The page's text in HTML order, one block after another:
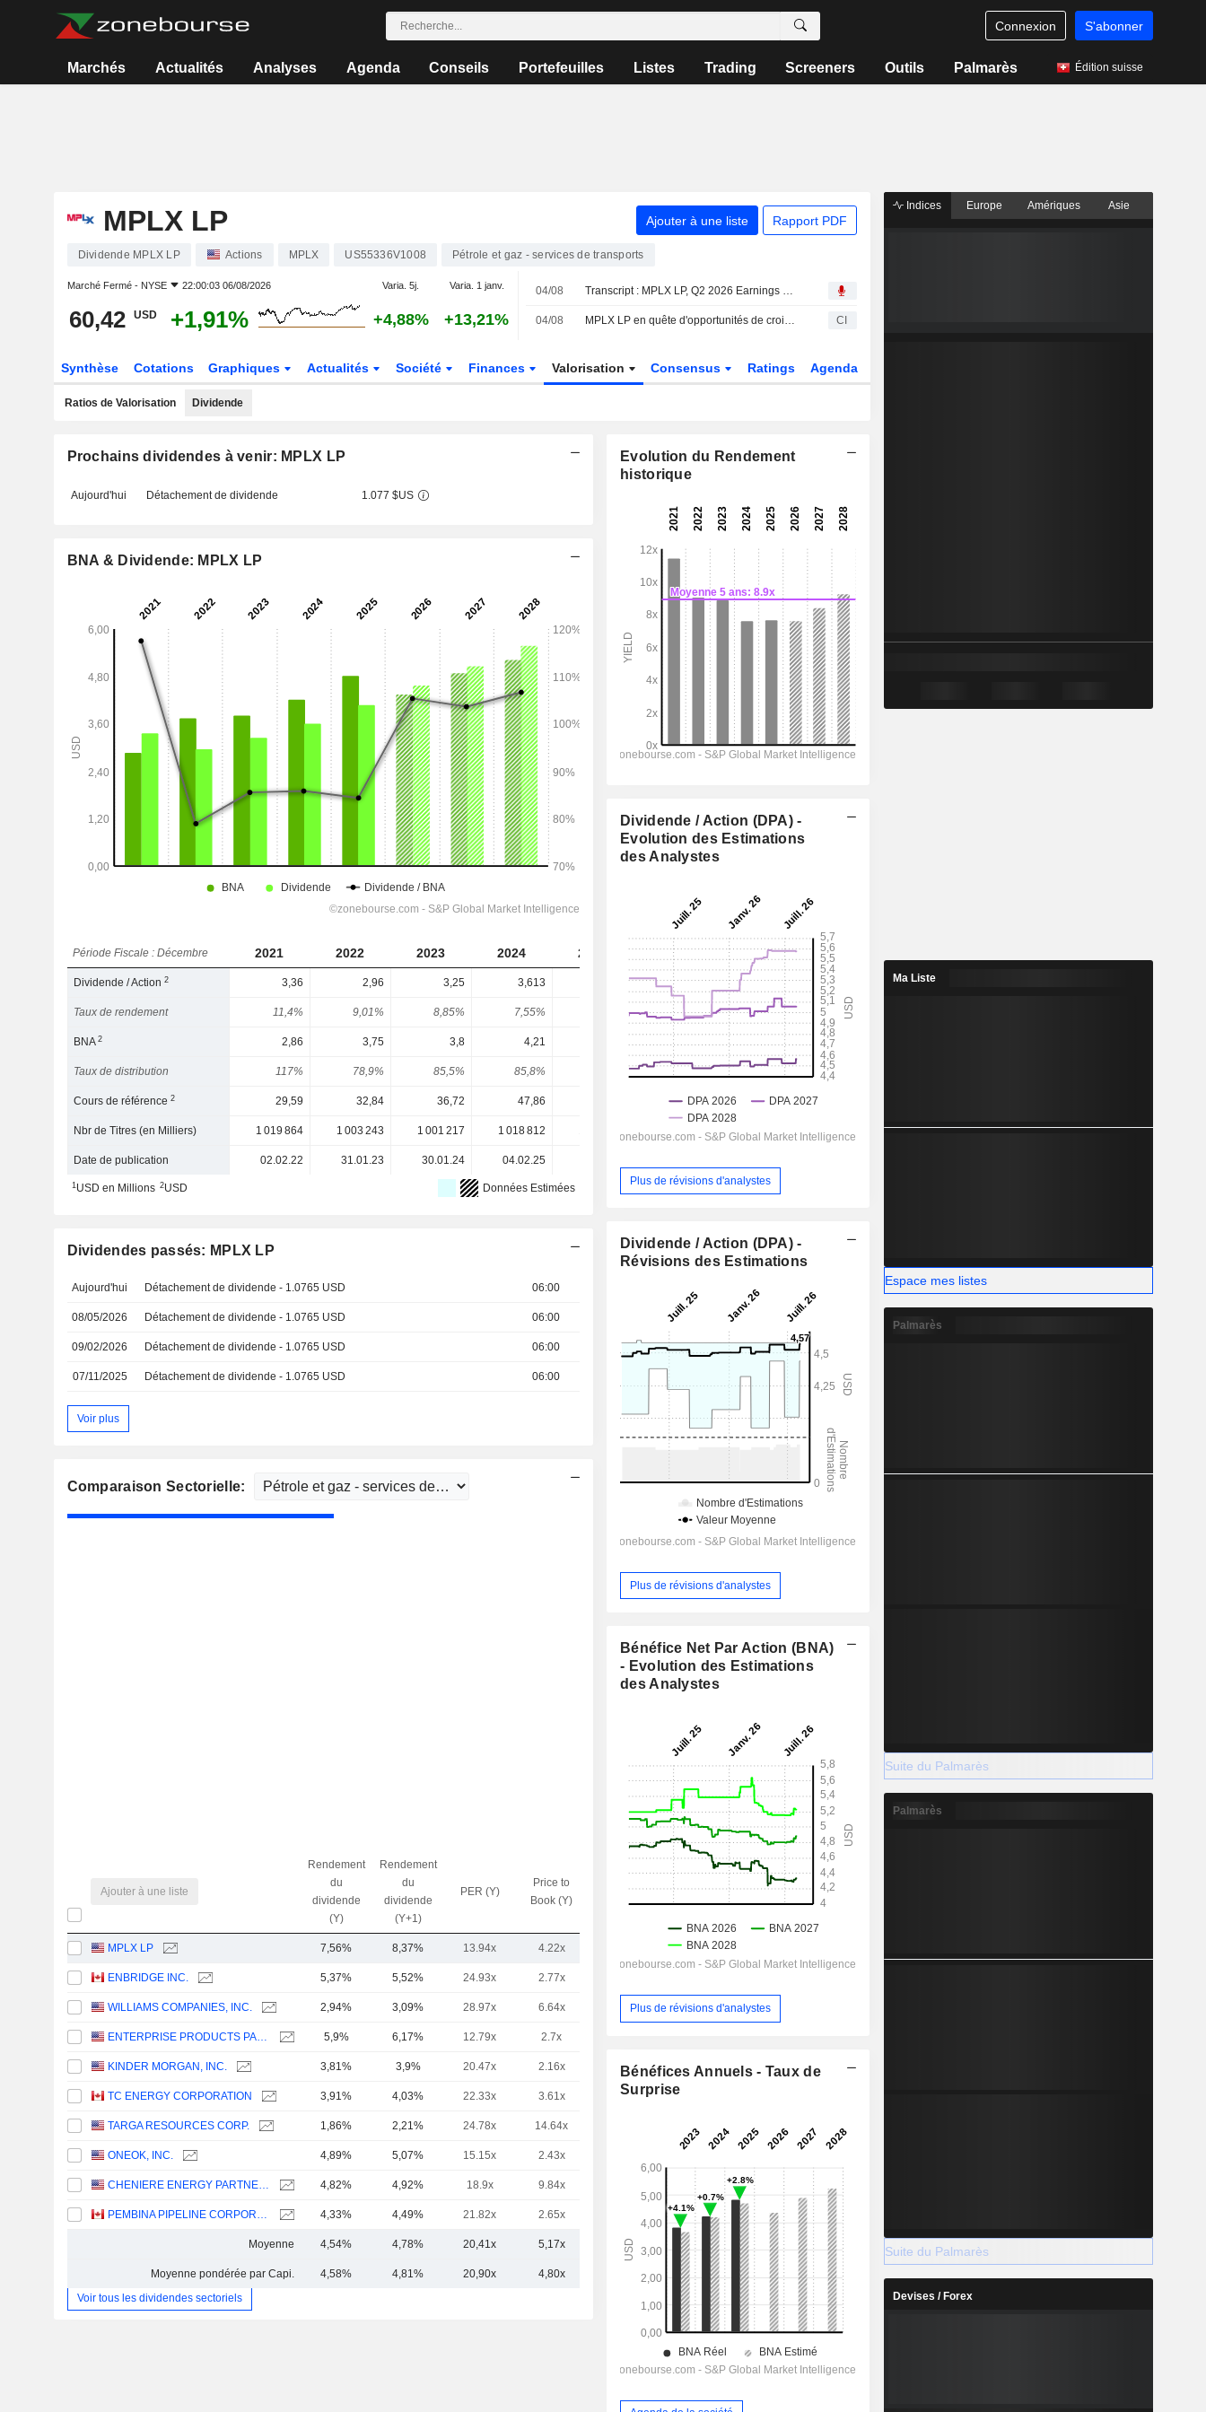
Connexion S'abonner
Marchés Actualités Analyses Agenda Conseils Portefeuilles Listes Trading Screeners Outils Palmarès Édition suisse
MPLX LP Ajouter à une liste Rapport PDF
Dividende MPLX LP Actions MPLX US55336V1008 Pétrole et gaz - services de transports
Marché Fermé - NYSE 22:00:03 06/08/2026 Varia. 5j. Varia. 1 janv.
60,42 USD +1,91% +4,88% +13,21%
04/08 Transcript : MPLX LP, Q2 2026 Earnings Call, Aug 04, 2026
04/08 MPLX LP en quête d'opportunités de croissance externe CI
Synthèse Cotations Graphiques Actualités Société Finances Valorisation Consensus Ratings Agenda
Ratios de Valorisation Dividende
Prochains dividendes à venir: MPLX LP
Aujourd'hui Détachement de dividende 1.077 $US
BNA & Dividende: MPLX LP
Période Fiscale : Décembre 2021 2022 2023 2024 2025 2026 2027 2028
Dividende / Action2 3,36 2,96 3,25 3,613 4,566 5,058
Taux de rendement 11,4% 9,01% 8,85% 7,55% 7,56% 8,37% 9,23%
BNA2 2,86 3,75 3,8 4,21 4,335 4,882
Taux de distribution 117% 78,9% 85,5% 85,8% 105% 104%
Cours de référence2 29,59 32,84 36,72 47,86 60,42 60,42
Nbr de Titres (en Milliers) 1 019 864 1 003 243 1 001 217 1 018 812 1 014 734 -
Date de publication 02.02.22 31.01.23 30.01.24 04.02.25
1USD en Millions 2USD Données Estimées
Dividendes passés: MPLX LP
Aujourd'hui Détachement de dividende - 1.0765 USD 06:00
08/05/2026 Détachement de dividende - 1.0765 USD 06:00
09/02/2026 Détachement de dividende - 1.0765 USD 06:00
07/11/2025 Détachement de dividende - 1.0765 USD 06:00
Voir plus
Comparaison Sectorielle:
Ajouter à une liste
Rendement
du
dividende
(Y)
Rendement
du
dividende
(Y+1)
PER (Y)
Price to
Book (Y)
VE / CA (Y)
MPLX LP 7,56% 8,37% 13.94x 4.22x
ENBRIDGE INC. 5,37% 5,52% 24.93x 2.77x
WILLIAMS COMPANIES, INC. 2,94% 3,09% 28.97x 6.64x 9.82x
ENTERPRISE PRODUCTS PARTNERS L.P. 5,9% 6,17% 12.79x 2.7x
KINDER MORGAN, INC. 3,81% 3,9% 20.47x 2.16x 5.54x
TC ENERGY CORPORATION 3,91% 4,03% 22.33x 3.61x 9.59x
TARGA RESOURCES CORP. 1,86% 2,21% 24.78x 14.64x
ONEOK, INC. 4,89% 5,07% 15.15x 2.43x
CHENIERE ENERGY PARTNERS, L.P. 4,82% 4,92% 18.9x 9.84x
PEMBINA PIPELINE CORPORATION 4,33% 4,49% 21.82x 2.65x
Moyenne 4,54% 4,78% 20,41x 5,17x 5,35x
Moyenne pondérée par Capi. 4,58% 4,81% 20,90x 4,80x
Voir tous les dividendes sectoriels
Evolution du Rendement
historique
Dividende / Action (DPA) -
Evolution des Estimations
des Analystes
Plus de révisions d'analystes
Dividende / Action (DPA) -
Révisions des Estimations
Plus de révisions d'analystes
Bénéfice Net Par Action (BNA)
- Evolution des Estimations
des Analystes
Plus de révisions d'analystes
Bénéfices Annuels - Taux de
Surprise
Indices Europe Amériques Asie
Ma Liste
Espace mes listes
Palmarès
Suite du Palmarès
Palmarès
Suite du Palmarès
Devises / Forex